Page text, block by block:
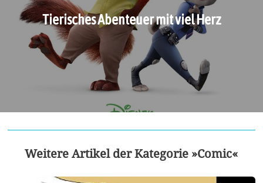
Tierisches Abenteuer mit viel Herz
Weitere Artikel der Kategorie »Comic«